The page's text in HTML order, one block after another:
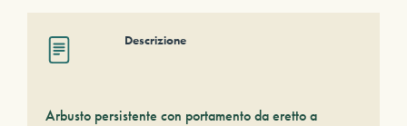
Descrizione
Arbusto persistente con portamento da eretto a